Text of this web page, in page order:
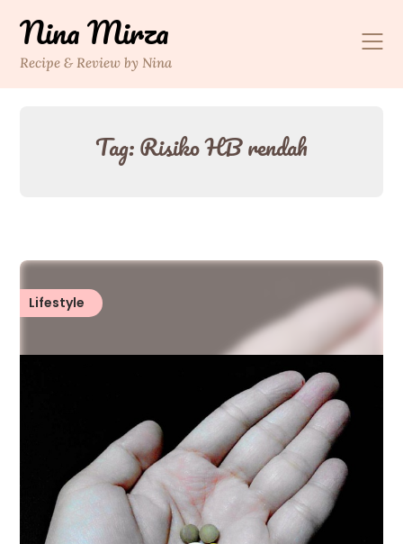
content
Nina Mirza
Recipe & Review by Nina
Tag:Risiko HB rendah
Lifestyle